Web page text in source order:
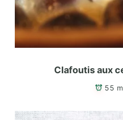
Clafoutis aux
55